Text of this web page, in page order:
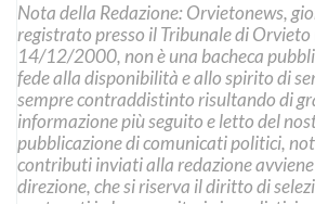
Nota della Redazione: Orvietonews,
registrato presso il Tribunale di Orvieto
14/12/2000, non è una bacheca
fede alla disponibilità e allo spirito di
sempre contraddistinto risultando di
informazione più seguito e letto del
pubblicazione di comunicati politici,
contributi inviati alla redazione
direzione, che si riserva il diritto di